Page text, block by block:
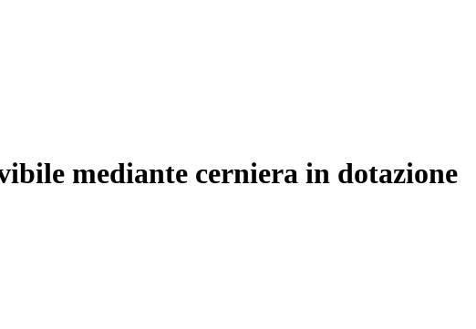
mediante cerniera in dotazione